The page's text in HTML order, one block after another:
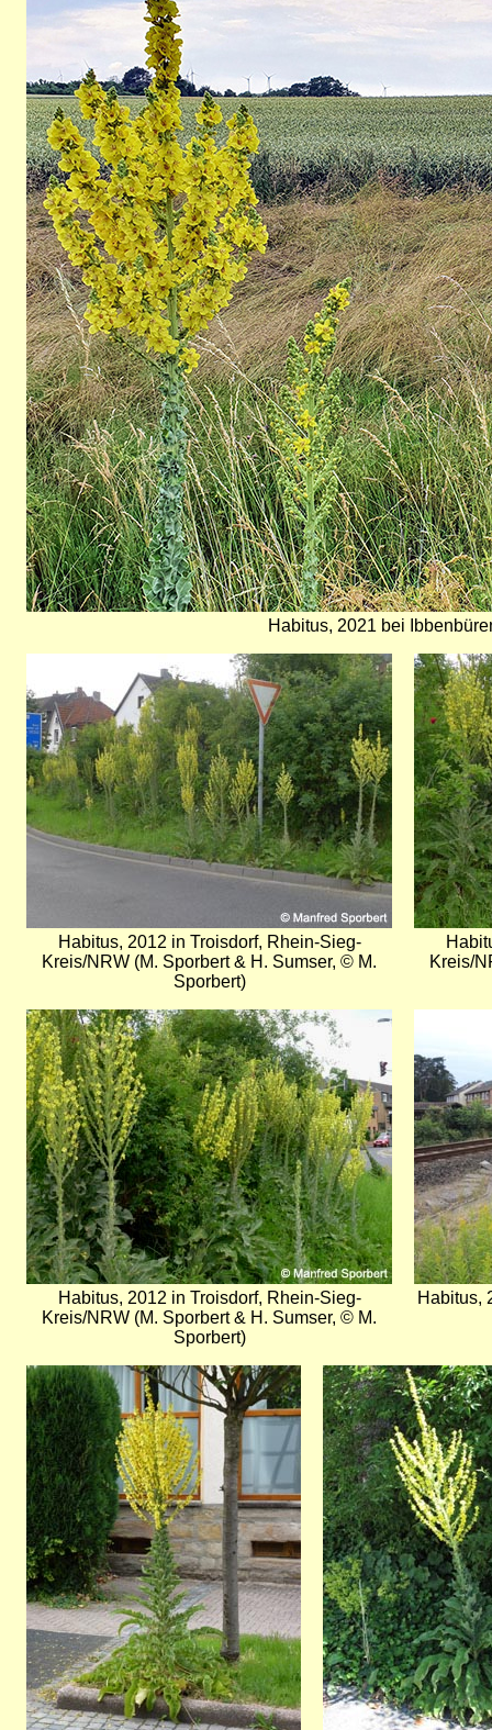
Habitus, 2021 bei
Habitus, 2012 in Troisdorf, Rhein-Sieg-
Kreis/NRW (M. Sporbert & H. Sumser, © M.
Sporbert)
Bild
Kreis/
Bild
Habitus, 2012 in Troisdorf, Rhein-Sieg-
Kreis/NRW (M. Sporbert & H. Sumser, © M.
Sporbert)
Habitus,
Bild Bild